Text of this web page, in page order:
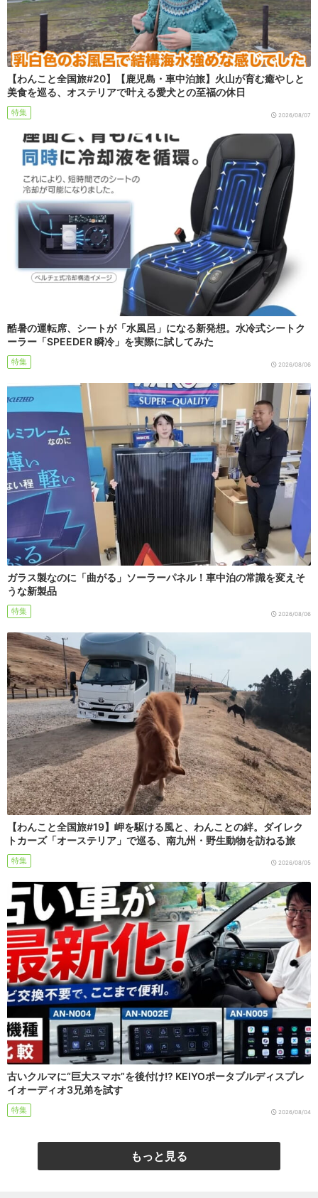
【わんこと全国旅#20】【鹿児島・車中泊旅】火山が育む癒やしと
美食を巡る、オステリアで叶える愛犬との至福の休日
特集 2026/08/07
酷暑の運転席、シートが「水風呂」になる新発想。水冷式シートク
ーラー「SPEEDER 瞬冷」を実際に試してみた
特集 2026/08/06
ガラス製なのに「曲がる」ソーラーパネル！車中泊の常識を変えそ
うな新製品
特集 2026/08/06
【わんこと全国旅#19】岬を駆ける風と、わんことの絆。ダイレク
トカーズ「オーステリア」で巡る、南九州・野生動物を訪ねる旅
特集 2026/08/05
古いクルマに“巨大スマホ”を後付け!? KEIYOポータブルディスプレ
イオーディオ3兄弟を試す
特集 2026/08/04
もっと見る